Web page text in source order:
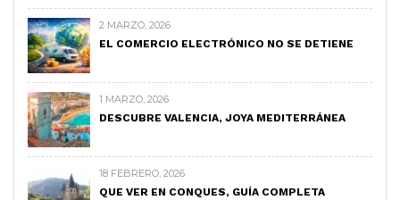
2 MARZO, 2026
EL COMERCIO ELECTRÓNICO NO SE DETIENE
1 MARZO, 2026
DESCUBRE VALENCIA, JOYA MEDITERRÁNEA
18 FEBRERO, 2026
QUE VER EN CONQUES, GUÍA COMPLETA